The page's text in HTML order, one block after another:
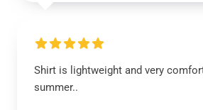
Shirt is lightweight and very
summer..